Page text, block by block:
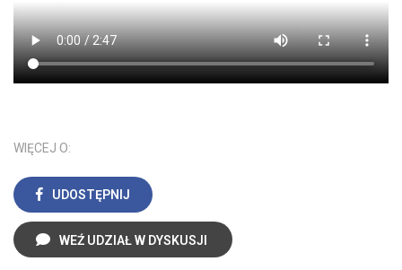
WIĘCEJ O:
UDOSTĘPNIJ
WEŹ UDZIAŁ W DYSKUSJI